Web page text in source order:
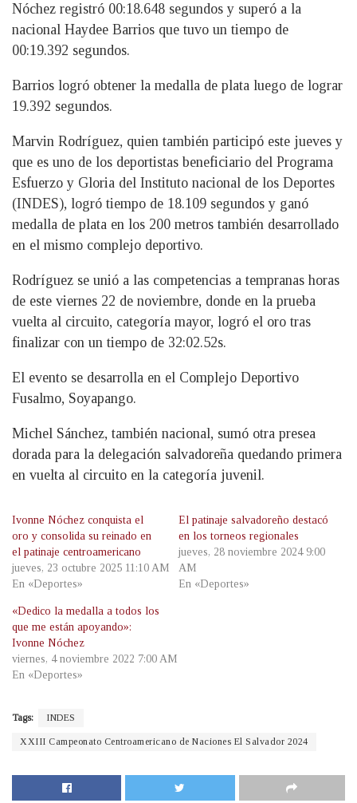
Nóchez registró 00:18.648 segundos y superó a la
nacional Haydee Barrios que tuvo un tiempo de
00:19.392 segundos.
Barrios logró obtener la medalla de plata luego de lograr
19.392 segundos.
Marvin Rodríguez, quien también participó este jueves y
que es uno de los deportistas beneficiario del Programa
Esfuerzo y Gloria del Instituto nacional de los Deportes
(INDES), logró tiempo de 18.109 segundos y ganó
medalla de plata en los 200 metros también desarrollado
en el mismo complejo deportivo.
Rodríguez se unió a las competencias a tempranas horas
de este viernes 22 de noviembre, donde en la prueba
vuelta al circuito, categoría mayor, logró el oro tras
finalizar con un tiempo de 32:02.52s.
El evento se desarrolla en el Complejo Deportivo
Fusalmo, Soyapango.
Michel Sánchez, también nacional, sumó otra presea
dorada para la delegación salvadoreña quedando primera
en vuelta al circuito en la categoría juvenil.
Ivonne Nóchez conquista el
oro y consolida su reinado en
el patinaje centroamericano
jueves, 23 octubre 2025 11:10 AM
En «Deportes»
El patinaje salvadoreño destacó
en los torneos regionales
jueves, 28 noviembre 2024 9:00
AM
En «Deportes»
«Dedico la medalla a todos los
que me están apoyando»:
Ivonne Nóchez
viernes, 4 noviembre 2022 7:00 AM
En «Deportes»
Tags: INDES
XXIII Campeonato Centroamericano de Naciones El Salvador 2024